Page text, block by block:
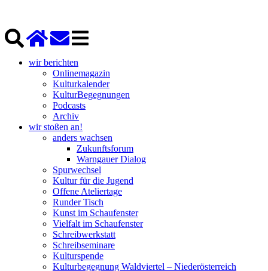
wir berichten
Onlinemagazin
Kulturkalender
KulturBegegnungen
Podcasts
Archiv
wir stoßen an!
anders wachsen
Zukunftsforum
Warngauer Dialog
Spurwechsel
Kultur für die Jugend
Offene Ateliertage
Runder Tisch
Kunst im Schaufenster
Vielfalt im Schaufenster
Schreibwerkstatt
Schreibseminare
Kulturspende
Kulturbegegnung Waldviertel – Niederösterreich